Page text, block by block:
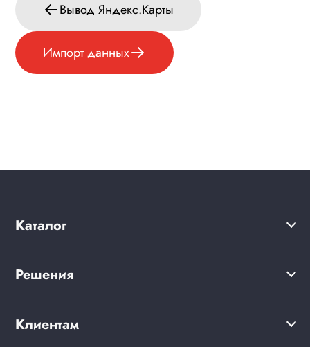
Вывод Яндекс.Карты
Импорт данных
Каталог
Акции
Решения
Сайт компании
Готовый интернет-магазин
Клиентам